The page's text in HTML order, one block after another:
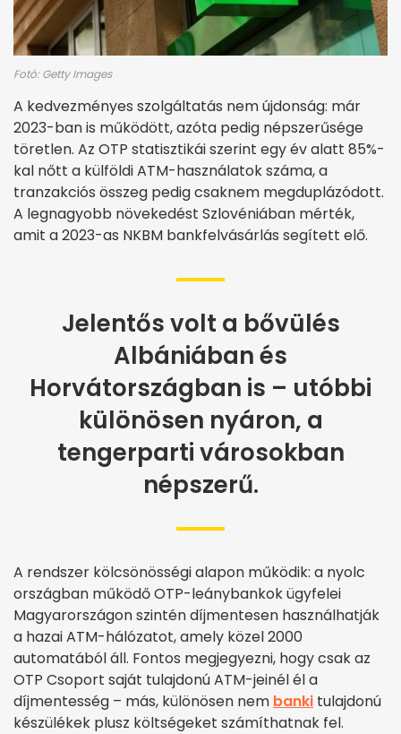
Fotó: Getty Images
A kedvezményes szolgáltatás nem újdonság: már
2023-ban is működött, azóta pedig népszerűsége
töretlen. Az OTP statisztikái szerint egy év alatt 85%-
kal nőtt a külföldi ATM-használatok száma, a
tranzakciós összeg pedig csaknem megduplázódott.
A legnagyobb növekedést Szlovéniában mérték,
amit a 2023-as NKBM bankfelvásárlás segített elő.
Jelentős volt a bővülés
Albániában és
Horvátországban is – utóbbi
különösen nyáron, a
tengerparti városokban
népszerű.
A rendszer kölcsönösségi alapon működik: a nyolc
országban működő OTP-leánybankok ügyfelei
Magyarországon szintén díjmentesen használhatják
a hazai ATM-hálózatot, amely közel 2000
automatából áll. Fontos megjegyezni, hogy csak az
OTP Csoport saját tulajdonú ATM-jeinél él a
díjmentesség – más, különösen nem banki tulajdonú
készülékek plusz költségeket számíthatnak fel.